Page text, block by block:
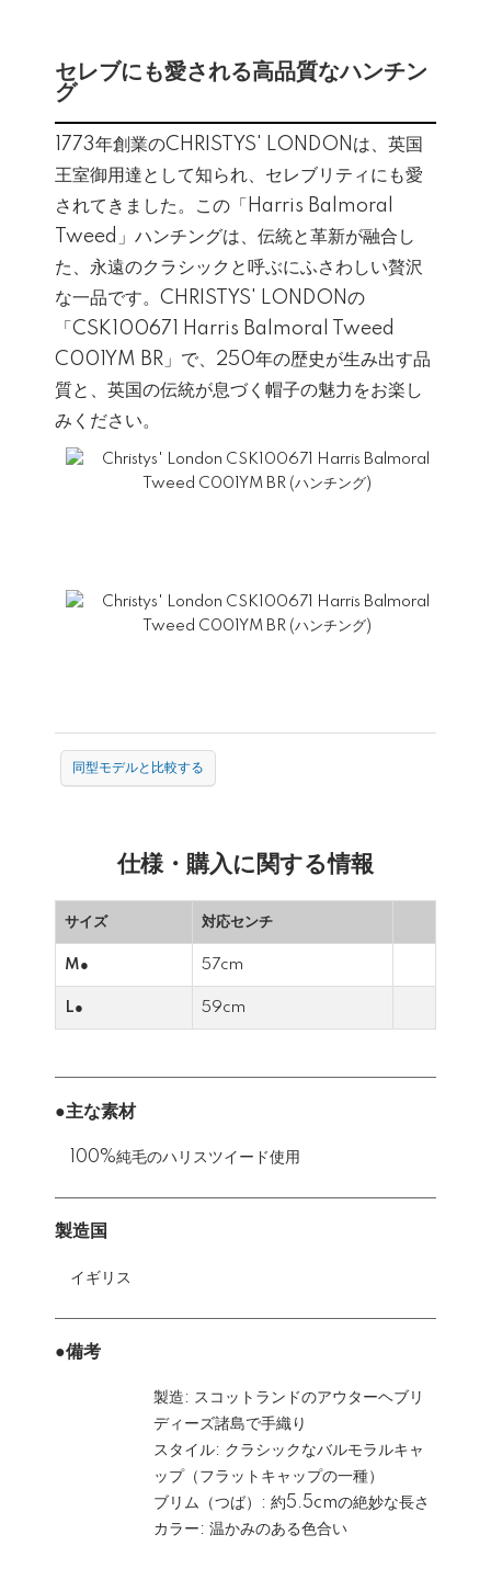
セレブにも愛される高品質なハンチン
グ
1773年創業のCHRISTYS' LONDONは、英国
王室御用達として知られ、セレブリティにも愛
されてきました。この「Harris Balmoral
Tweed」ハンチングは、伝統と革新が融合し
た、永遠のクラシックと呼ぶにふさわしい贅沢
な一品です。CHRISTYS' LONDONの
「CSK100671 Harris Balmoral Tweed
C001YM BR」で、250年の歴史が生み出す品
質と、英国の伝統が息づく帽子の魅力をお楽し
みください。
同型モデルと比較する
仕様・購入に関する情報
サイズ 対応センチ
M● 57cm
L● 59cm
●主な素材
100%純毛のハリスツイード使用
製造国
イギリス
●備考
製造: スコットランドのアウターヘブリ
ディーズ諸島で手織り
スタイル: クラシックなバルモラルキャ
ップ（フラットキャップの一種）
ブリム（つば）: 約5.5cmの絶妙な長さ
カラー: 温かみのある色合い